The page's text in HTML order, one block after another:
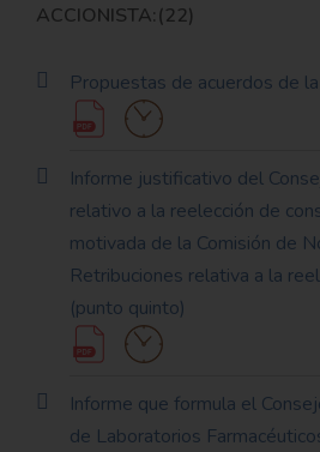
ACCIONISTA:(22)
Propuestas de acuerdos de
Informe justificativo del
relativo a la reelección de
motivada de la Comisión de
Retribuciones relativa a la
(punto quinto)
Informe que formula el
de Laboratorios